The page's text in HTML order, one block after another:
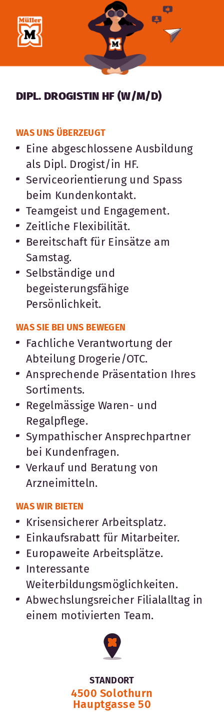
DIPL. DROGISTIN HF (W/M/D)
WAS UNS ÜBERZEUGT
Eine abgeschlossene Ausbildung
als Dipl. Drogist/in HF.
Serviceorientierung und Spass
beim Kundenkontakt.
Teamgeist und Engagement.
Zeitliche Flexibilität.
Bereitschaft für Einsätze am
Samstag.
Selbständige und
begeisterungsfähige
Persönlichkeit.
WAS SIE BEI UNS BEWEGEN
Fachliche Verantwortung der
Abteilung Drogerie/OTC.
Ansprechende Präsentation Ihres
Sortiments.
Regelmässige Waren- und
Regalpflege.
Sympathischer Ansprechpartner
bei Kundenfragen.
Verkauf und Beratung von
Arzneimitteln.
WAS WIR BIETEN
Krisensicherer Arbeitsplatz.
Einkaufsrabatt für Mitarbeiter.
Europaweite Arbeitsplätze.
Interessante
Weiterbildungsmöglichkeiten.
Abwechslungsreicher Filialalltag in
einem motivierten Team.
STANDORT
4500 Solothurn
Hauptgasse 50